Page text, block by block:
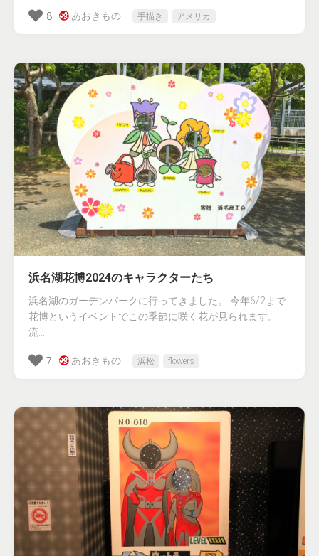
8 あおきもの. 手描き アメリカ
浜名湖花博2024のキャラクターたち
浜名湖のガーデンパークに行ってきました。 今年6/2まで
花博というイベントでこの季節に咲く花が見られます。
流...
7 あおきもの. 浜松 flowers